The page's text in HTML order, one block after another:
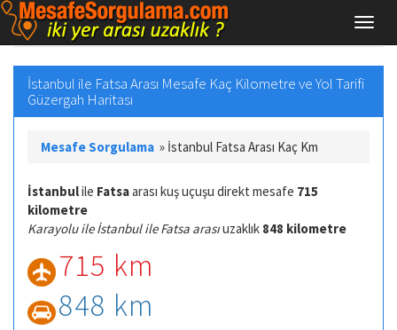
İstanbul ile Fatsa Arası Mesafe Kaç Kilometre ve Yol Tarifi
Güzergah Haritası
Mesafe Sorgulama » İstanbul Fatsa Arası Kaç Km
İstanbulile Fatsaarası kuş uçuşu direkt mesafe 715
kilometre
Karayolu ile İstanbul ile Fatsa arasıuzaklık 848 kilometre
715 km
848 km